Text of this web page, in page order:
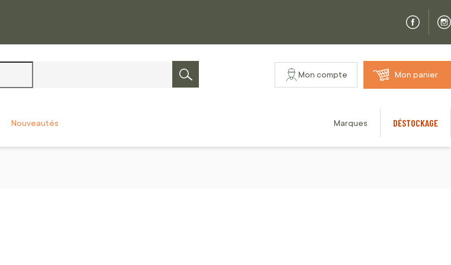
Rechercher
Mon compte Mon panier
Nouveautés Marques DÉSTOCKAGE